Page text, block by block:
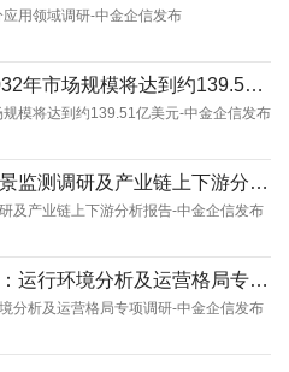
用领域调研-中金企信发布
农用塑料薄膜数据分析：2032年市场规模将达到约139.51亿美元-中金企信发布
模将达到约139.51亿美元-中金企信发布
制冷剂行业进入性研究：全景监测调研及产业链上下游分析报告-中金企信发布
及产业链上下游分析报告-中金企信发布
二元酸二甲酯行业定制报告：运行环境分析及运营格局专项调研-中金企信发布
分析及运营格局专项调研-中金企信发布